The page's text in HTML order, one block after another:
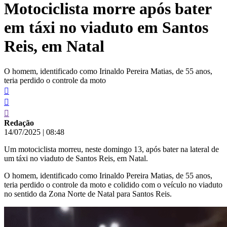
conteúdo
Motociclista morre após bater
em táxi no viaduto em Santos
Reis, em Natal
O homem, identificado como Irinaldo Pereira Matias, de 55 anos,
teria perdido o controle da moto
Redação
14/07/2025 | 08:48
Um motociclista morreu, neste domingo 13, após bater na lateral de
um táxi no viaduto de Santos Reis, em Natal.
O homem, identificado como Irinaldo Pereira Matias, de 55 anos,
teria perdido o controle da moto e colidido com o veículo no viaduto
no sentido da Zona Norte de Natal para Santos Reis.